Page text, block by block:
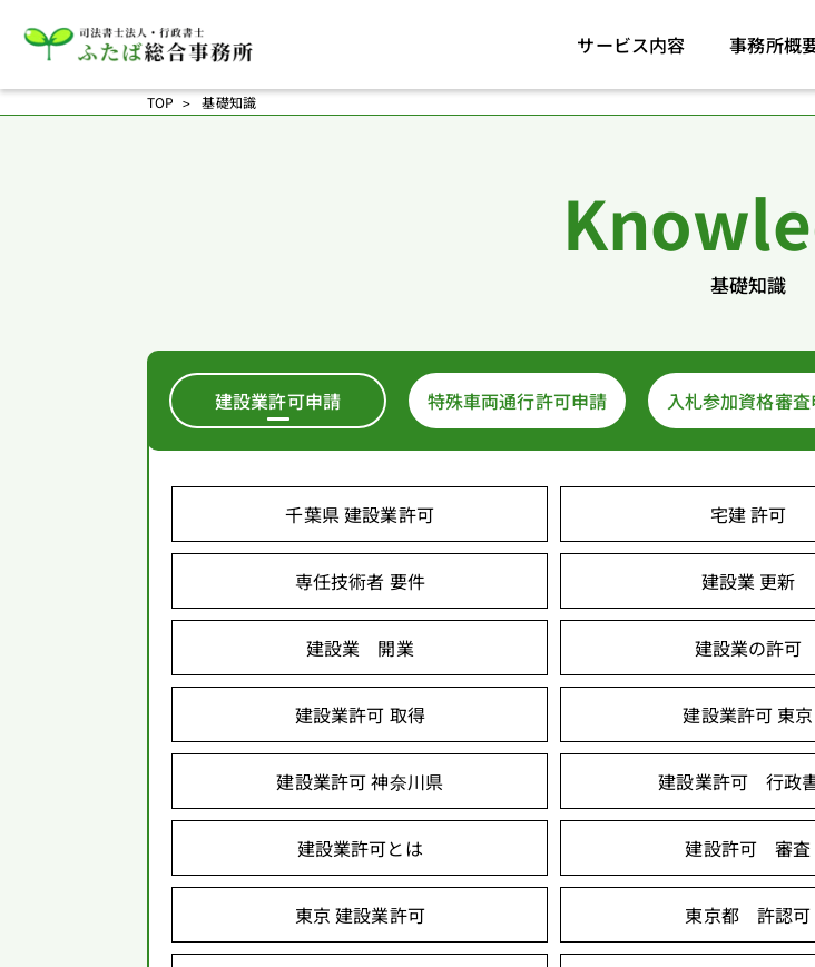
サービス内容 事務所概
TOP 基礎知識
基礎知識
建設業許可申請 特殊車両通行許可申請 入札参加資格審
千葉県 建設業許可 宅建 許可
専任技術者 要件 建設業 更新
建設業 開業 建設業の許可
建設業許可 取得 建設業許可 東京
建設業許可 神奈川県 建設業許可 行政
建設業許可とは 建設許可 審査
東京 建設業許可 東京都 許認可